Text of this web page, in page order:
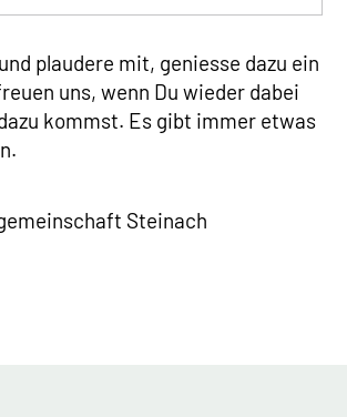
plaudere mit, geniesse dazu ein
uns, wenn Du wieder dabei
kommst. Es gibt immer etwas
Steinach